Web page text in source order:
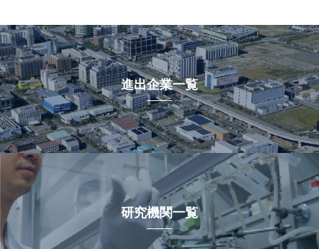
進出企業一覧
研究機関一覧